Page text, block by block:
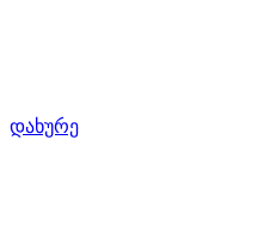
დახურე